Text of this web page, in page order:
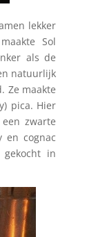
lekker
Sol
als de
natuurlijk
Ze maakte
pica. Hier
zwarte
en cognac
in